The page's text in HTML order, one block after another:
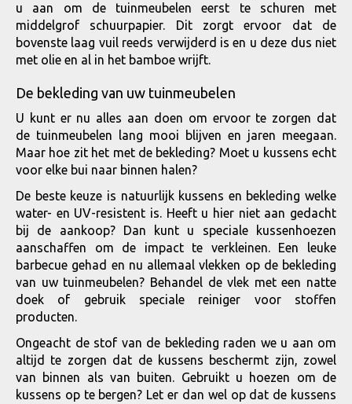
u aan om de tuinmeubelen eerst te schuren met
middelgrof schuurpapier. Dit zorgt ervoor dat de
bovenste laag vuil reeds verwijderd is en u deze dus niet
met olie en al in het bamboe wrijft.
De bekleding van uw tuinmeubelen
U kunt er nu alles aan doen om ervoor te zorgen dat
de tuinmeubelen lang mooi blijven en jaren meegaan.
Maar hoe zit het met de bekleding? Moet u kussens echt
voor elke bui naar binnen halen?
De beste keuze is natuurlijk kussens en bekleding welke
water- en UV-resistent is. Heeft u hier niet aan gedacht
bij de aankoop? Dan kunt u speciale kussenhoezen
aanschaffen om de impact te verkleinen. Een leuke
barbecue gehad en nu allemaal vlekken op de bekleding
van uw tuinmeubelen? Behandel de vlek met een natte
doek of gebruik speciale reiniger voor stoffen
producten.
Ongeacht de stof van de bekleding raden we u aan om
altijd te zorgen dat de kussens beschermt zijn, zowel
van binnen als van buiten. Gebruikt u hoezen om de
kussens op te bergen? Let er dan wel op dat de kussens